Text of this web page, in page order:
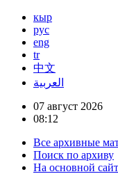
кыр
рус
eng
tr
中文
العربية
07 август 2026
08:12
Все архивные
Поиск по архиву
На основной сайт